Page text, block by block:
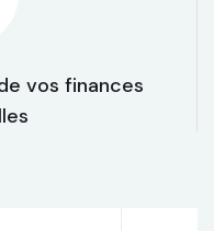
vos finances